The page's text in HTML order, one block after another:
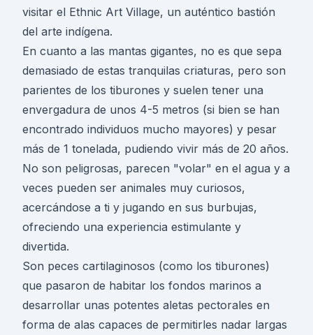
visitar el Ethnic Art Village, un auténtico bastión
del arte indígena.
En cuanto a las mantas gigantes, no es que sepa
demasiado de estas tranquilas criaturas, pero son
parientes de los tiburones y suelen tener una
envergadura de unos 4-5 metros (si bien se han
encontrado individuos mucho mayores) y pesar
más de 1 tonelada, pudiendo vivir más de 20 años.
No son peligrosas, parecen "volar" en el agua y a
veces pueden ser animales muy curiosos,
acercándose a ti y jugando en sus burbujas,
ofreciendo una experiencia estimulante y
divertida.
Son peces cartilaginosos (como los tiburones)
que pasaron de habitar los fondos marinos a
desarrollar unas potentes aletas pectorales en
forma de alas capaces de permitirles nadar largas